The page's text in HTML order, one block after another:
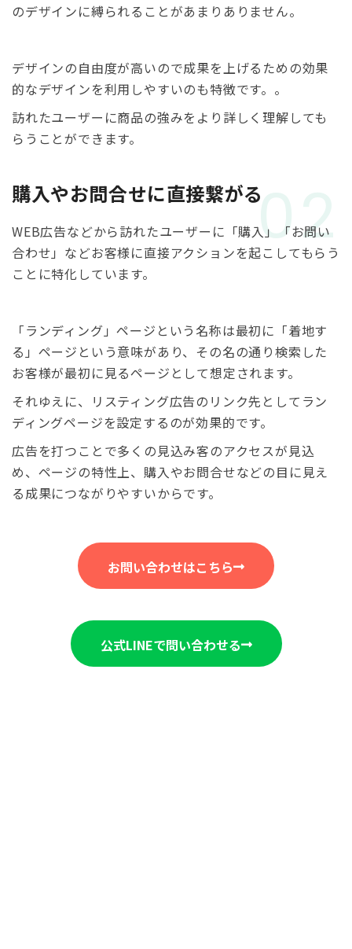
のデザインに縛られることがあまりありません。
デザインの自由度が高いので成果を上げるための効果
的なデザインを利用しやすいのも特徴です。。
訪れたユーザーに商品の強みをより詳しく理解しても
らうことができます。
購入やお問合せに直接繋がる
WEB広告などから訪れたユーザーに「購入」「お問い
合わせ」などお客様に直接アクションを起こしてもらう
ことに特化しています。
「ランディング」ページという名称は最初に「着地す
る」ページという意味があり、その名の通り検索した
お客様が最初に見るページとして想定されます。
それゆえに、リスティング広告のリンク先としてラン
ディングページを設定するのが効果的です。
広告を打つことで多くの見込み客のアクセスが見込
め、ページの特性上、購入やお問合せなどの目に見え
る成果につながりやすいからです。
02
お問い合わせはこちら
公式LINEで問い合わせる